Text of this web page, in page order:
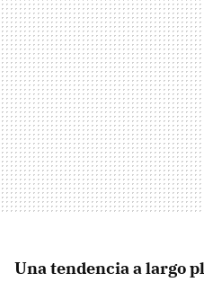
Una tendencia a largo